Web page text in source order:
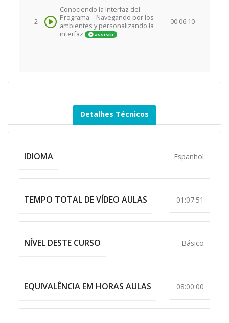
2
Conociendo la Interfaz del
Programa - Navegando por los
ambientes y personalizando la
interfaz
assistir
00:06:10
Detalhes Técnicos
IDIOMA Espanhol
TEMPO TOTAL DE VÍDEO AULAS 01:07:51
NÍVEL DESTE CURSO Básico
EQUIVALÊNCIA EM HORAS AULAS 08:00:00